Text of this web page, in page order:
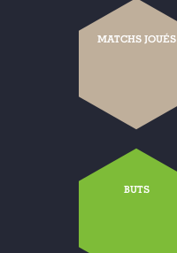
MATCHS JOUÉS
BUTS